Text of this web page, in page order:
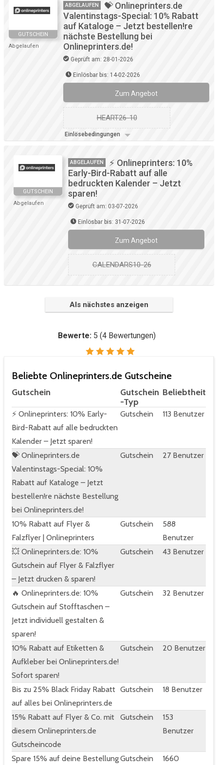
GUTSCHEIN
Abgelaufen
ABGELAUFEN
💝 Onlineprinters.de
Valentinstags-Special: 10% Rabatt
auf Kataloge – Jetzt bestellen!re
nächste Bestellung bei
Onlineprinters.de!
Geprüft am: 28-01-2026
Einlösbar bis: 14-02-2026
Zum Angebot
HEART26-10
Einlösebedingungen
GUTSCHEIN
Abgelaufen
ABGELAUFEN
⚡ Onlineprinters: 10%
Early-Bird-Rabatt auf alle
bedruckten Kalender – Jetzt
sparen!
Geprüft am: 03-07-2026
Einlösbar bis: 31-07-2026
Zum Angebot
CALENDARS10-26
Als nächstes anzeigen
Bewerte: 5 (4Bewertungen)
Beliebte Onlineprinters.de Gutscheine
Gutschein
Gutschein
-Typ
Beliebtheit
⚡ Onlineprinters: 10% Early-
Bird-Rabatt auf alle bedruckten
Kalender – Jetzt sparen!
Gutschein 113 Benutzer
💝 Onlineprinters.de
Valentinstags-Special: 10%
Rabatt auf Kataloge – Jetzt
bestellen!re nächste Bestellung
bei Onlineprinters.de!
Gutschein 27 Benutzer
10% Rabatt auf Flyer &
Falzflyer | Onlineprinters
Gutschein
588
Benutzer
💥 Onlineprinters.de: 10%
Gutschein auf Flyer & Falzflyer
– Jetzt drucken & sparen!
Gutschein 43 Benutzer
🔥 Onlineprinters.de: 10%
Gutschein auf Stofftaschen –
Jetzt individuell gestalten &
sparen!
Gutschein 32 Benutzer
10% Rabatt auf Etiketten &
Aufkleber bei Onlineprinters.de!
Sofort sparen!
Gutschein 20 Benutzer
Bis zu 25% Black Friday Rabatt
auf alles bei Onlineprinters.de
Gutschein 18 Benutzer
15% Rabatt auf Flyer & Co. mit
diesem Onlineprinters.de
Gutscheincode
Gutschein
153
Benutzer
Spare 15% auf deine BestellungGutschein 1660